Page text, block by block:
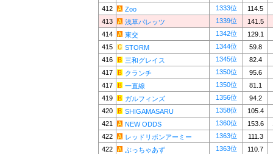
412
Zoo 1333位
114.5
413
浅草バレッツ 1339位
141.5
414
東交 1342位
129.1
415
STORM 1344位
59.8
416
三和グレイス 1345位
82.4
417
クランチ 1350位
95.6
417
一直線 1350位
81.1
419
ガルフィンズ 1356位
94.2
420
SHIGAMASARU 1358位
105.4
421
NEW ODDS 1360位 153.6
422
レッドリボンアーミー 1363位
111.3
422
ぶっちゃあず 1363位
110.7